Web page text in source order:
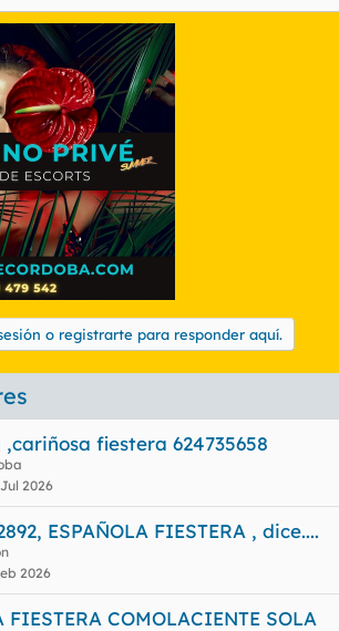
o registrarte para responder aquí.
fiestera 624735658
2026
ESPAÑOLA FIESTERA , dice....
2026
FIESTERA COMOLACIENTE SOLA